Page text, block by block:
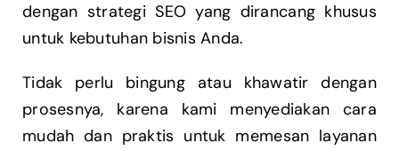
dengan strategi SEO yang dirancang khusus
untuk kebutuhan bisnis Anda.
Tidak perlu bingung atau khawatir dengan
prosesnya, karena kami menyediakan cara
mudah dan praktis untuk memesan layanan